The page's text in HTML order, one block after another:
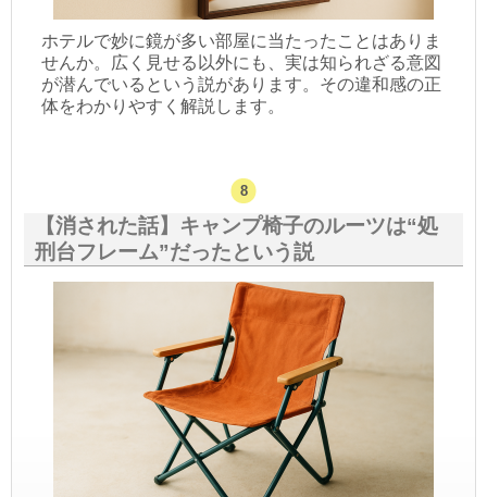
ホテルで妙に鏡が多い部屋に当たったことはありま
せんか。広く見せる以外にも、実は知られざる意図
が潜んでいるという説があります。その違和感の正
体をわかりやすく解説します。
【消された話】キャンプ椅子のルーツは“処
刑台フレーム”だったという説